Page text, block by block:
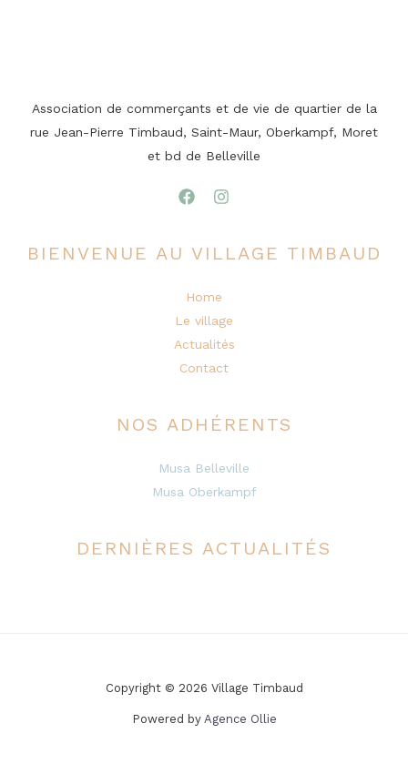
Association de commerçants et de vie de quartier de la
rue Jean-Pierre Timbaud, Saint-Maur, Oberkampf, Moret
et bd de Belleville
BIENVENUE AU VILLAGE TIMBAUD
Home
Le village
Actualités
Contact
NOS ADHÉRENTS
Musa Belleville
Musa Oberkampf
DERNIÈRES ACTUALITÉS
Copyright © 2026 Village Timbaud
Powered by Agence Ollie